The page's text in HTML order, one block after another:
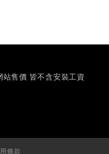
售價 皆不含安裝工資
條款